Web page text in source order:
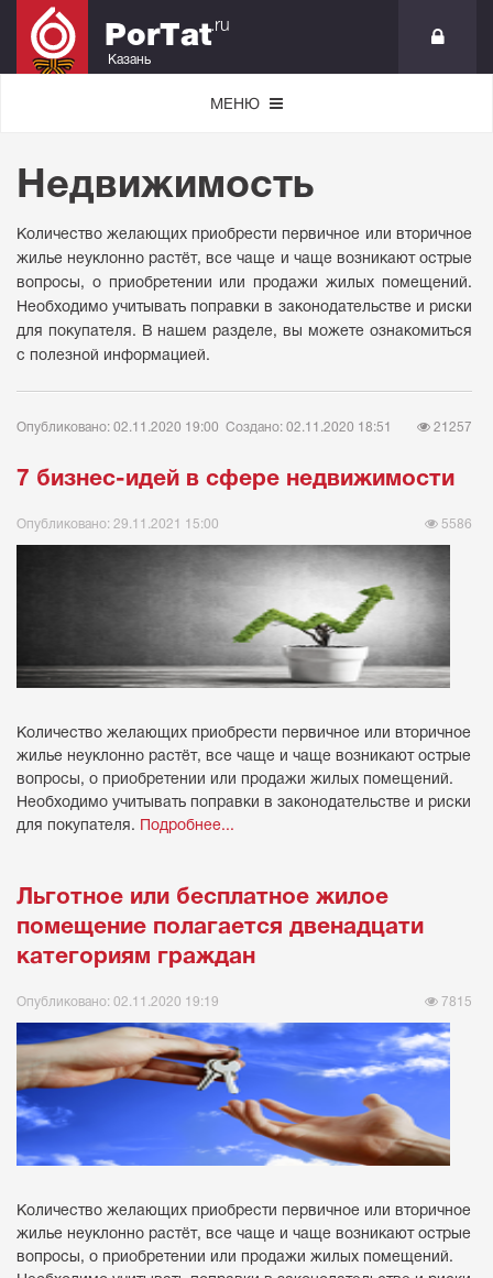
PorTat.ru
Казань
МЕНЮ
Недвижимость
Количество желающих приобрести первичное или вторичное
жилье неуклонно растёт, все чаще и чаще возникают острые
вопросы, о приобретении или продажи жилых помещений.
Необходимо учитывать поправки в законодательстве и риски
для покупателя. В нашем разделе, вы можете ознакомиться
с полезной информацией.
Опубликовано: 02.11.2020 19:00 Создано: 02.11.2020 18:51 21257
7 бизнес-идей в сфере недвижимости
Опубликовано: 29.11.2021 15:00 5586
Количество желающих приобрести первичное или вторичное
жилье неуклонно растёт, все чаще и чаще возникают острые
вопросы, о приобретении или продажи жилых помещений.
Необходимо учитывать поправки в законодательстве и риски
для покупателя. Подробнее...
Льготное или бесплатное жилое
помещение полагается двенадцати
категориям граждан
Опубликовано: 02.11.2020 19:19 7815
Количество желающих приобрести первичное или вторичное
жилье неуклонно растёт, все чаще и чаще возникают острые
вопросы, о приобретении или продажи жилых помещений.